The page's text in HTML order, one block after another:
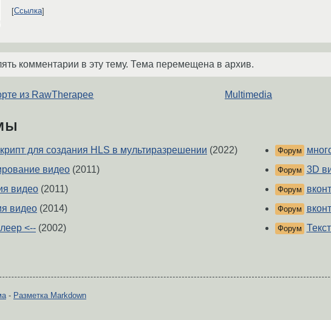
Ссылка
комментарии в эту тему. Тема перемещена в архив.
из RawTherapee Multimedia
для создания HLS в мультиразрешении (2022)
видео (2011)
видео (2011)
видео (2014)
<-- (2002)
Форум
Форум 3D
Форум
Форум
Форум
- Разметка Markdown